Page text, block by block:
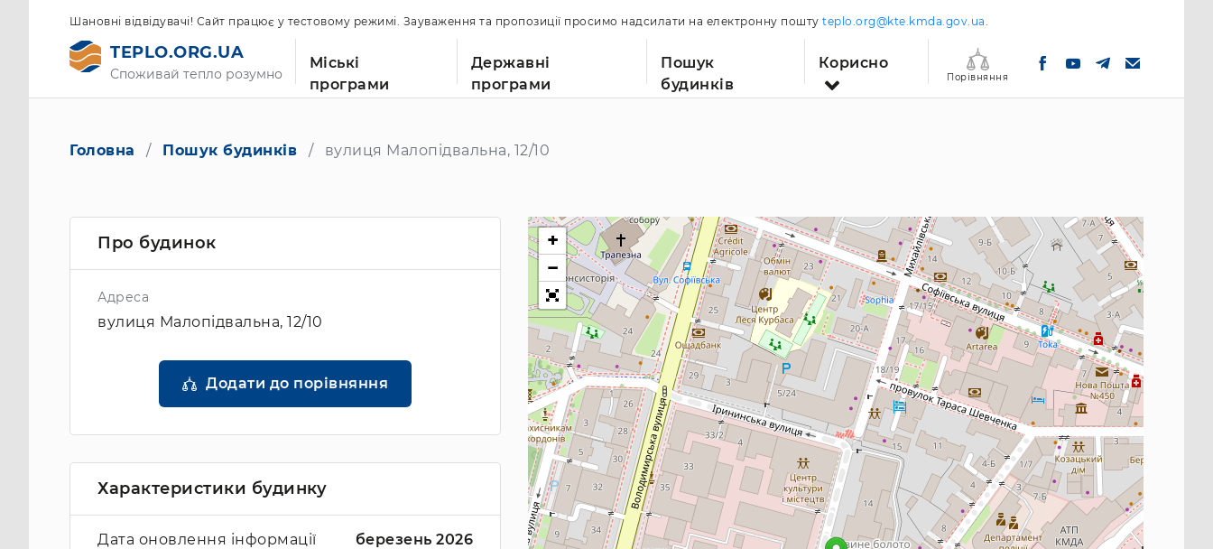
Шановні відвідувачі! Сайт працює у тестовому режимі. Зауваження та пропозиції просимо надсилати на електронну пошту teplo.org@kte.kmda.gov.ua.
TEPLO.ORG.UA
Споживай тепло розумно
Міські
програми
Державні
програми
Пошук
будинків
Корисно
Порівняння
Головна Пошук будинків вулиця Малопідвальна, 12/10
Про будинок
Адреса
вулиця Малопідвальна, 12/10
Додати до порівняння
Характеристики будинку
Дата оновлення інформації березень 2026
+
−